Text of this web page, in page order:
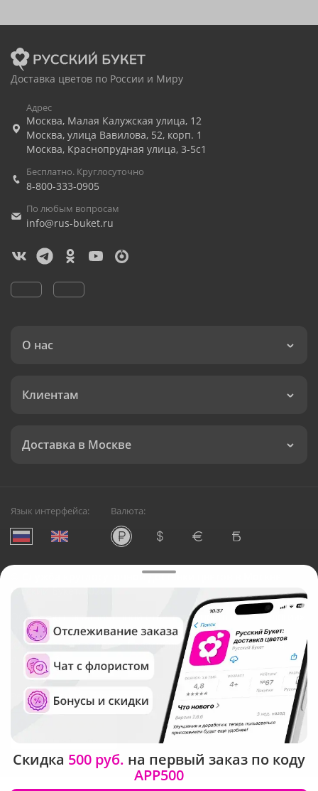
Доставка цветов по России и Миру
Адрес
Москва, Малая Калужская улица, 12
Москва, улица Вавилова, 52, корп. 1
Москва, Краснопрудная улица, 3-5с1
Бесплатно. Круглосуточно
8-800-333-0905
По любым вопросам
info@rus-buket.ru
О нас
Клиентам
Доставка в Москве
Язык интерфейса: Валюта:
Служба круглосуточной доставки цветов в Москве
Русский Букет, 2026
Общество с ограниченной ответственностью «Технология»
ОГРН: 1195476081745, ИНН: 5410081997
Юридический адрес: г. Новосибирск, ул. Ипподромская,
д.42, оф. 3
Рейтинг Русского букета в г. Москва
Скидка 500 руб. на первый заказ по коду
APP500